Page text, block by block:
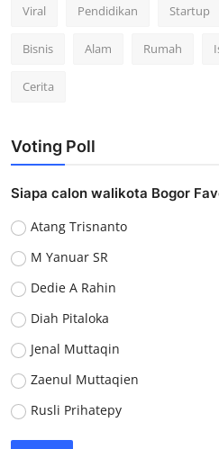
Viral Pendidikan Startup
Bisnis Alam Rumah
Cerita
Voting Poll
Siapa calon walikota Bogor
Atang Trisnanto
M Yanuar SR
Dedie A Rahin
Diah Pitaloka
Jenal Muttaqin
Zaenul Muttaqien
Rusli Prihatepy